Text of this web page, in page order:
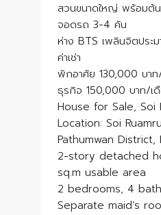
สวนขนาดใหญ่ พร้อมต้น
จอดรถ 3-4 คัน
ห่าง BTS เพลินจิตประ
ค่าเช่า
พักอาศัย 130,000 บาท
ธุรกิจ 150,000 บาท/เ
House for Sale, Soi
Location: Soi
Pathumwan District,
2-story detached
sq.m usable area
2 bedrooms, 4
Separate maid’s